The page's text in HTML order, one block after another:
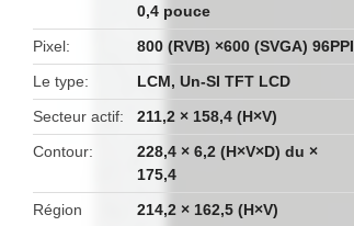
0,4 pouce
Pixel
800 (RVB) ×600 (SVGA) 96PPI
Le type
LCM, Un-SI TFT LCD
Secteur actif
211,2 × 158,4 (H×V)
Contour
228,4 × 6,2 (H×V×D) du ×
175,4
Région
214,2 × 162,5 (H×V)